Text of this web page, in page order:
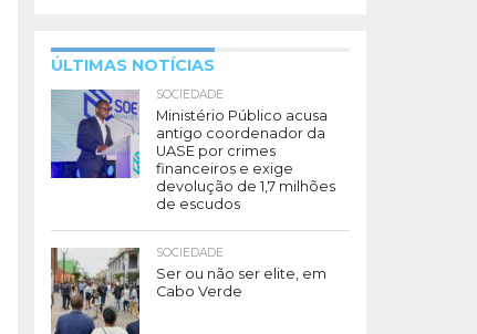
ÚLTIMAS NOTÍCIAS
SOCIEDADE
Ministério Público acusa
antigo coordenador da
UASE por crimes
financeiros e exige
devolução de 1,7 milhões
de escudos
SOCIEDADE
Ser ou não ser elite, em
Cabo Verde